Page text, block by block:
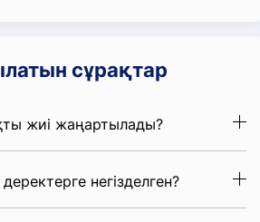
сұрақтар
жиі жаңартылады?
негізделген?